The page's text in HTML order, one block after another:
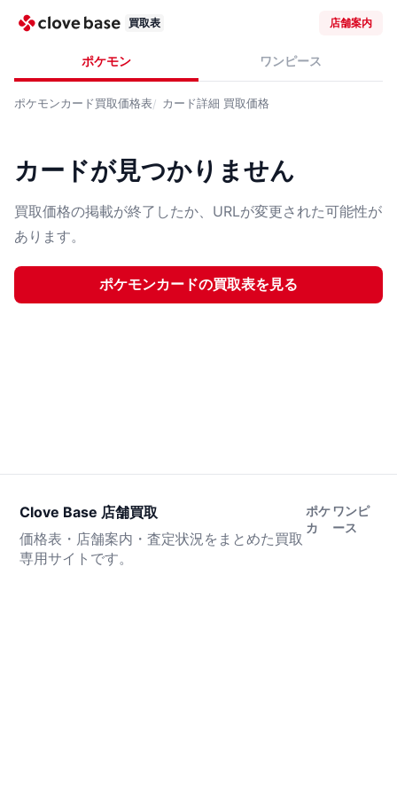
買取表 店舗案内
ポケモン ワンピース
ポケモンカード買取価格表 カード詳細 買取価格
カードが見つかりません
買取価格の掲載が終了したか、URLが変更された可能性が
あります。
ポケモンカードの買取表を見る
Clove Base 店舗買取
価格表・店舗案内・査定状況をまとめた買取
専用サイトです。
ポケ
カ
ワンピ
ース